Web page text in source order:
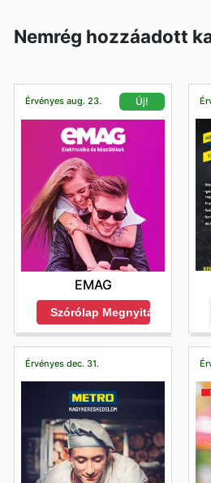
Nemrég hozzáadott
Érvényes aug. 23. Új!
EMAG
Szórólap Megnyitása
Érvényes dec. 31.